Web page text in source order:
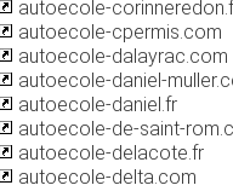
autoecole-
autoecole-cpermis.com
autoecole-dalayrac.com
autoecole-daniel-
autoecole-daniel.fr
autoecole-de-saint-
autoecole-delacote.fr
autoecole-delta.com